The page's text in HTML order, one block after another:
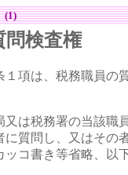
(1)
問検査権
項は、税務職員の
は税務署の当該職
に質問し、又はその
コ書き等省略、以